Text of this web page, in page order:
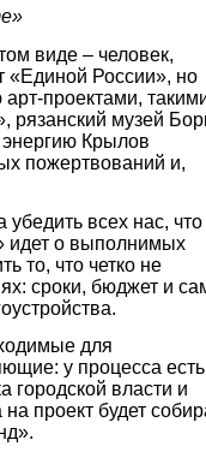
виде – человек,
«Единой России», но
проектами,
рязанский музей
Крылов
пожертвований и,
всех нас, что
идет о выполнимых
то, что четко не
сроки, бюджет и
для
у процесса есть
городской власти и
проект будет